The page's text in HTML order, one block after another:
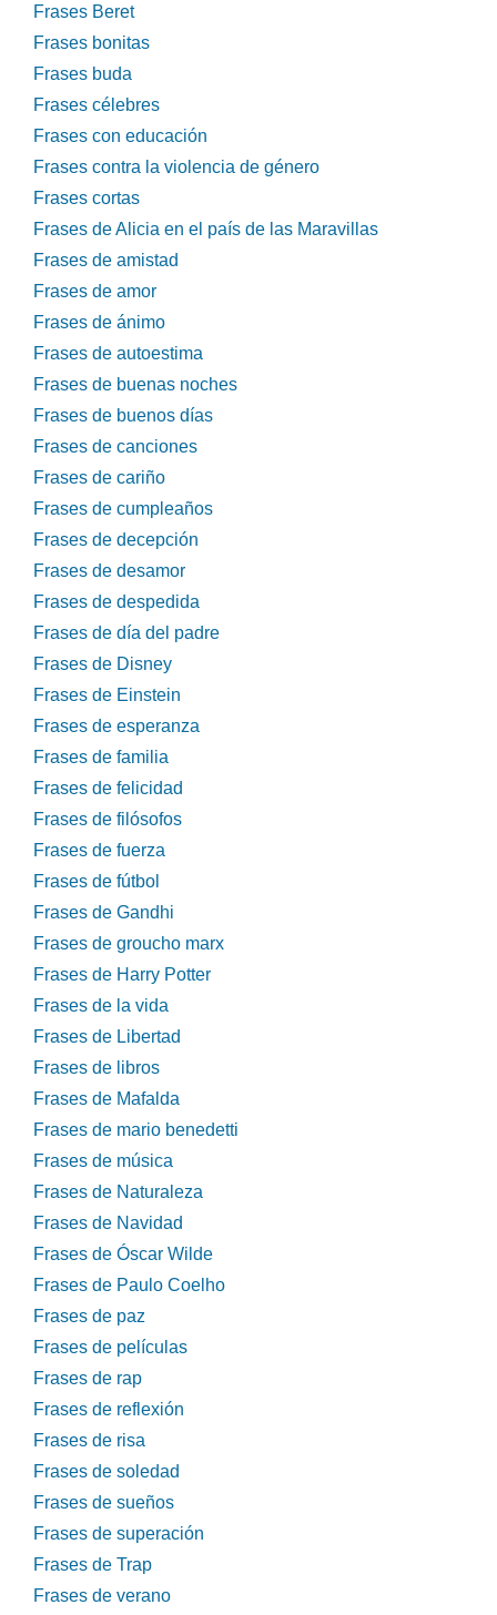
Frases Beret
Frases bonitas
Frases buda
Frases célebres
Frases con educación
Frases contra la violencia de género
Frases cortas
Frases de Alicia en el país de las Maravillas
Frases de amistad
Frases de amor
Frases de ánimo
Frases de autoestima
Frases de buenas noches
Frases de buenos días
Frases de canciones
Frases de cariño
Frases de cumpleaños
Frases de decepción
Frases de desamor
Frases de despedida
Frases de día del padre
Frases de Disney
Frases de Einstein
Frases de esperanza
Frases de familia
Frases de felicidad
Frases de filósofos
Frases de fuerza
Frases de fútbol
Frases de Gandhi
Frases de groucho marx
Frases de Harry Potter
Frases de la vida
Frases de Libertad
Frases de libros
Frases de Mafalda
Frases de mario benedetti
Frases de música
Frases de Naturaleza
Frases de Navidad
Frases de Óscar Wilde
Frases de Paulo Coelho
Frases de paz
Frases de películas
Frases de rap
Frases de reflexión
Frases de risa
Frases de soledad
Frases de sueños
Frases de superación
Frases de Trap
Frases de verano